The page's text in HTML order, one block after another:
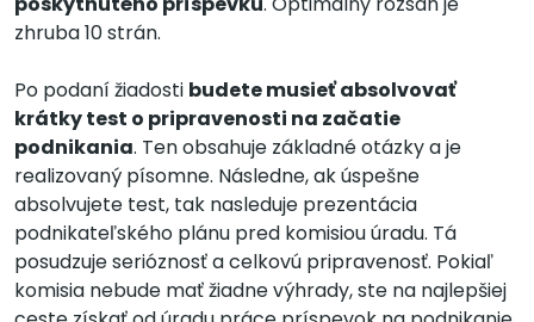
zhruba 10 strán.
Po podaní žiadosti budete musieť absolvovať
krátky test o pripravenosti na začatie
podnikania. Ten obsahuje základné otázky a je
realizovaný písomne. Následne, ak úspešne
absolvujete test, tak nasleduje prezentácia
podnikateľského plánu pred komisiou úradu. Tá
posudzuje serióznosť a celkovú pripravenosť. Pokiaľ
komisia nebude mať žiadne výhrady, ste na najlepšiej